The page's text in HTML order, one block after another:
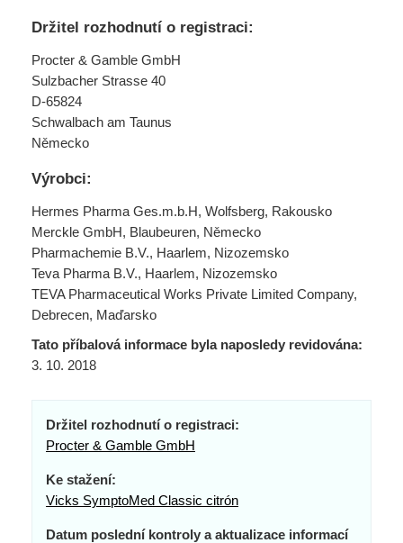
Držitel rozhodnutí o registraci:
Procter & Gamble GmbH
Sulzbacher Strasse 40
D-65824
Schwalbach am Taunus
Německo
Výrobci:
Hermes Pharma Ges.m.b.H, Wolfsberg, Rakousko
Merckle GmbH, Blaubeuren, Německo
Pharmachemie B.V., Haarlem, Nizozemsko
Teva Pharma B.V., Haarlem, Nizozemsko
TEVA Pharmaceutical Works Private Limited Company,
Debrecen, Maďarsko
Tato příbalová informace byla naposledy revidována:
3. 10. 2018
Držitel rozhodnutí o registraci:
Procter & Gamble GmbH
Ke stažení:
Vicks SymptoMed Classic citrón
Datum poslední kontroly a aktualizace informací